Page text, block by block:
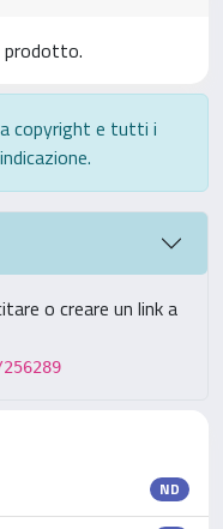
prodotto.
copyright e tutti i
o creare un link a
ND